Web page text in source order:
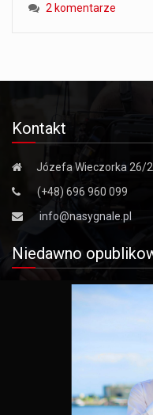
2 komentarze
Kontakt
Józefa Wieczorka 26/
(+48) 696 960 099
info@nasygnale.pl
Niedawno